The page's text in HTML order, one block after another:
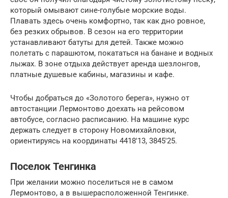
который омывают сине-голубые морские воды.
Плавать здесь очень комфортно, так как дно ровное,
без резких обрывов. В сезон на его территории
устанавливают батуты для детей. Также можно
полетать с парашютом, покататься на банане и водных
лыжах. В зоне отдыха действует аренда шезлонгов,
платные душевые кабины, магазины и кафе.
Чтобы добраться до «Золотого берега», нужно от
автостанции Лермонтово доехать на рейсовом
автобусе, согласно расписанию. На машине курс
держать следует в сторону Новомихайловки,
ориентируясь на координаты 4418′13, 3845′25.
Поселок Тенгинка
При желании можно поселиться не в самом
Лермонтово, а в вышерасположенной Тенгинке.